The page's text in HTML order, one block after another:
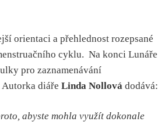
orientaci a přehlednost rozepsané
cyklu. Na konci Lunáře
pro zaznamenávání
diáře Linda Nollová dodává:
abyste mohla využít dokonale